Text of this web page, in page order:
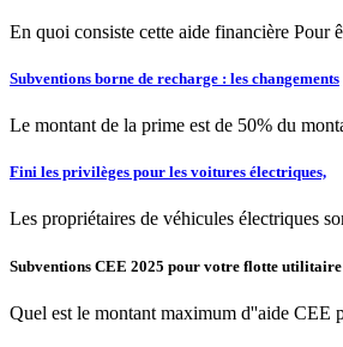
En quoi consiste cette aide financière Pour
Subventions borne de recharge : les changements
Le montant de la prime est de 50% du
Fini les privilèges pour les voitures électriques,
Les propriétaires de véhicules électriques
Subventions CEE 2025 pour votre flotte
Quel est le montant maximum d''aide